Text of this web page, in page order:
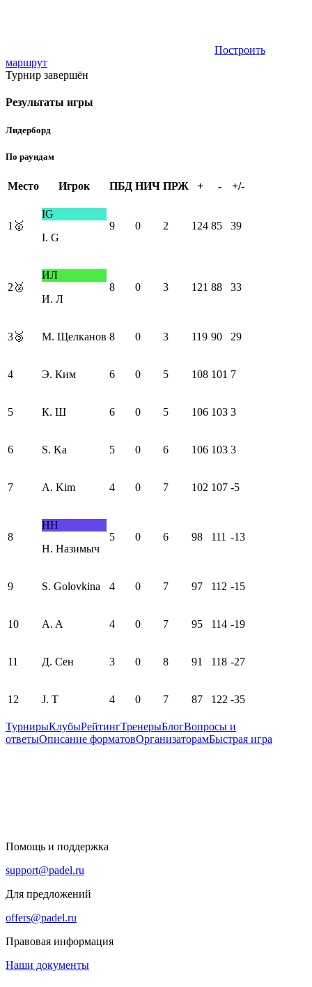
Построить
маршрут
Турнир завершён
Результаты игры
Лидерборд
По раундам
Место Игрок ПБД НИЧ ПРЖ + - +/-
1 🥇
IG
I. G
9 0 2 124 85 39
2 🥈
ИЛ
И. Л
8 0 3 121 88 33
3🥉 М. Щелканов 8 0 3 119 90 29
4 Э. Ким 6 0 5 108 101 7
5 К. Ш 6 0 5 106 103 3
6 S. Ka 5 0 6 106 103 3
7 A. Kim 4 0 7 102 107 -5
8
НН
Н. Назимыч
5 0 6 98 111 -13
9 S. Golovkina 4 0 7 97 112 -15
10 A. A 4 0 7 95 114 -19
11 Д. Сен 3 0 8 91 118 -27
12 J. T 4 0 7 87 122 -35
ТурнирыКлубыРейтингТренерыБлогВопросы и
ответыОписание форматовОрганизаторамБыстрая игра
Помощь и поддержка
support@padel.ru
Для предложений
offers@padel.ru
Правовая информация
Наши документы